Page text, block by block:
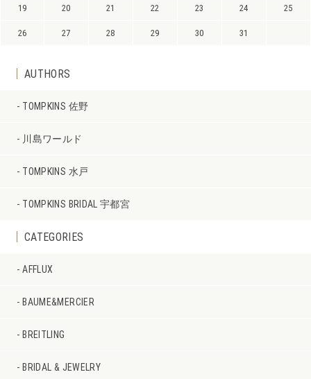
19 20 21 22 23 24 25
26 27 28 29 30 31
AUTHORS
TOMPKINS 佐野
川島ワールド
TOMPKINS 水戸
TOMPKINS BRIDAL 宇都宮
CATEGORIES
AFFLUX
BAUME&MERCIER
BREITLING
BRIDAL & JEWELRY